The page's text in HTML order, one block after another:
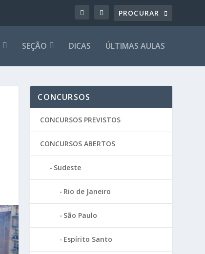
SEÇÃO DICAS ÚLTIMAS AULAS
CONCURSOS
CONCURSOS PREVISTOS
CONCURSOS ABERTOS
Sudeste
Rio de Janeiro
São Paulo
Espírito Santo